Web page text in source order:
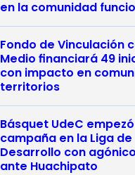
en la comunidad
Fondo de Vinculación
Medio financiará 49
con impacto en
territorios
Básquet UdeC
campaña en la Liga de
Desarrollo con
ante Huachipato